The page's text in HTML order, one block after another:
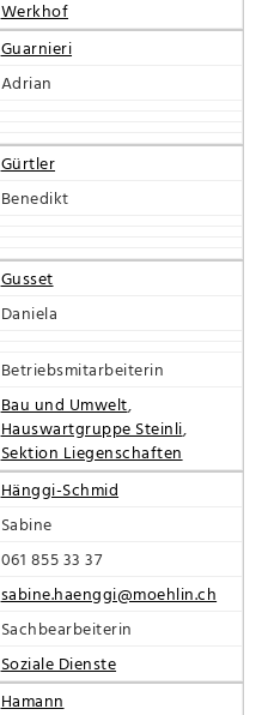
Werkhof
Guarnieri
Adrian
Gürtler
Benedikt
Gusset
Daniela
Betriebsmitarbeiterin
Bau und Umwelt,
Hauswartgruppe Steinli,
Sektion Liegenschaften
Hänggi-Schmid
Sabine
061 855 33 37
sabine.haenggi@moehlin.ch
Sachbearbeiterin
Soziale Dienste
Hamann